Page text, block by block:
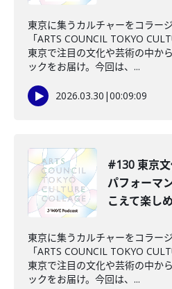
東京に集うカルチャーをコラー
「ARTS COUNCIL TOKYO
東京で注目の文化や芸術の中か
ックをお届け。今回は、...
2026.03.30 |00:09:09
#130 東京文
パフォーマ
こえて楽し
東京に集うカルチャーをコラー
「ARTS COUNCIL TOKYO
東京で注目の文化や芸術の中か
ックをお届け。今回は、...